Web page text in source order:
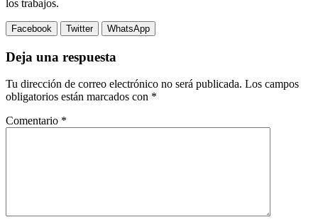
los trabajos.
Facebook Twitter WhatsApp
Deja una respuesta
Tu dirección de correo electrónico no será publicada. Los campos
obligatorios están marcados con *
Comentario *